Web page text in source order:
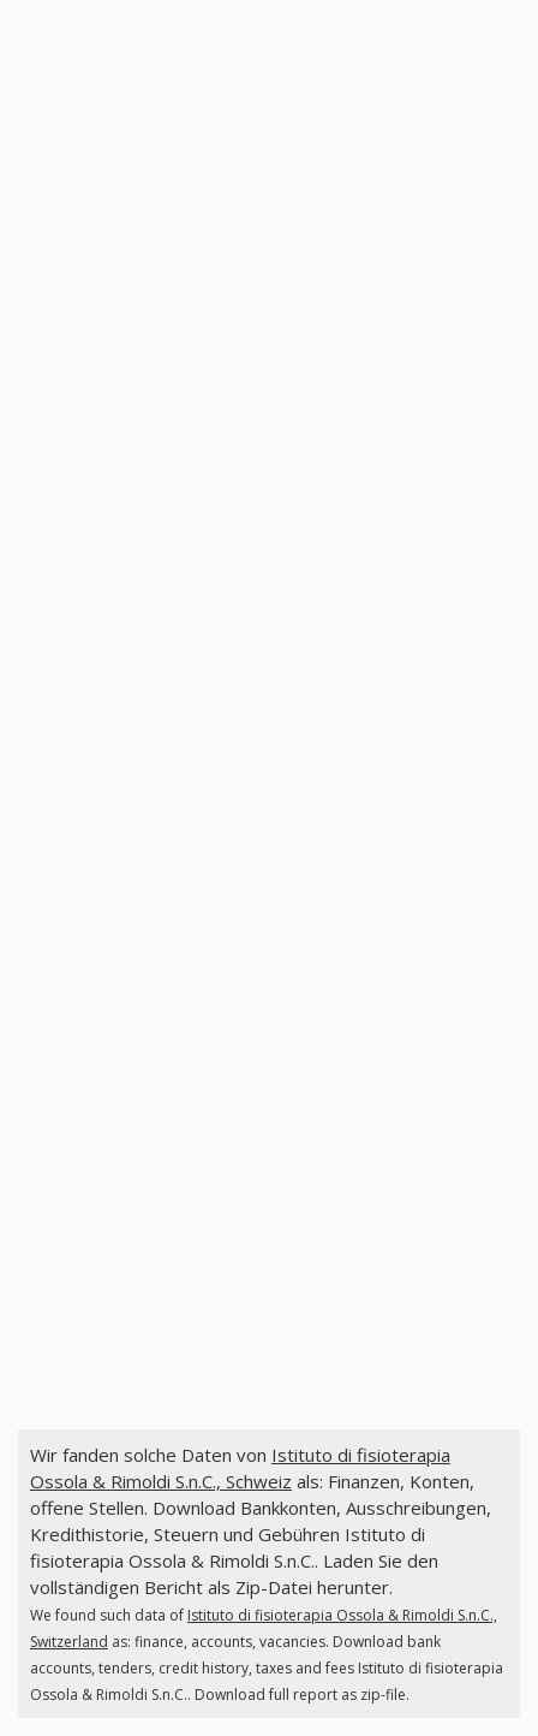
Wir fanden solche Daten von Istituto di fisioterapia
Ossola & Rimoldi S.n.C., Schweiz als: Finanzen, Konten,
offene Stellen. Download Bankkonten, Ausschreibungen,
Kredithistorie, Steuern und Gebühren Istituto di
fisioterapia Ossola & Rimoldi S.n.C.. Laden Sie den
vollständigen Bericht als Zip-Datei herunter.
We found such data of Istituto di fisioterapia Ossola & Rimoldi S.n.C.,
Switzerland as: finance, accounts, vacancies. Download bank
accounts, tenders, credit history, taxes and fees Istituto di fisioterapia
Ossola & Rimoldi S.n.C.. Download full report as zip-file.